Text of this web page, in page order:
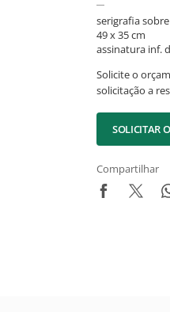
serigrafia
49 x 35 cm
assinatura inf.
Solicite o
solicitação a
SOLICITAR
Compartilhar